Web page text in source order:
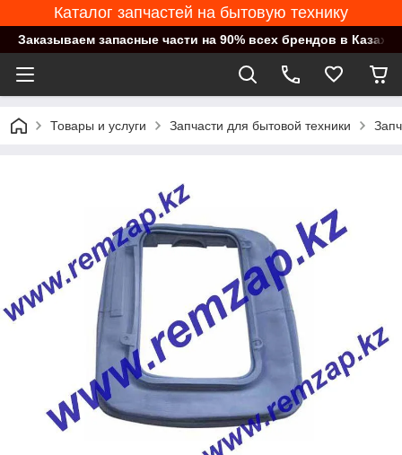
Каталог запчастей на бытовую технику
Заказываем запасные части на 90% всех брендов в
Товары и услуги Запчасти для бытовой техники